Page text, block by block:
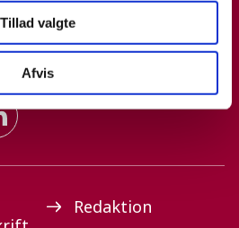
Tillad valgte
Afvis
Redaktion